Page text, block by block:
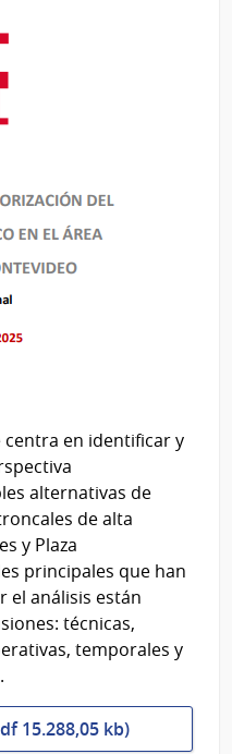
en identificar y
alternativas de
de alta
y Plaza
principales que han
el análisis están
técnicas,
temporales y
15.288,05 kb)